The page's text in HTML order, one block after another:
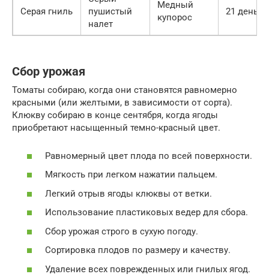
Серая гниль
пушистый
налет
Медный
купорос
21 день
Сбор урожая
Томаты собираю, когда они становятся равномерно
красными (или желтыми, в зависимости от сорта).
Клюкву собираю в конце сентября, когда ягоды
приобретают насыщенный темно-красный цвет.
Равномерный цвет плода по всей поверхности.
Мягкость при легком нажатии пальцем.
Легкий отрыв ягоды клюквы от ветки.
Использование пластиковых ведер для сбора.
Сбор урожая строго в сухую погоду.
Сортировка плодов по размеру и качеству.
Удаление всех поврежденных или гнилых ягод.